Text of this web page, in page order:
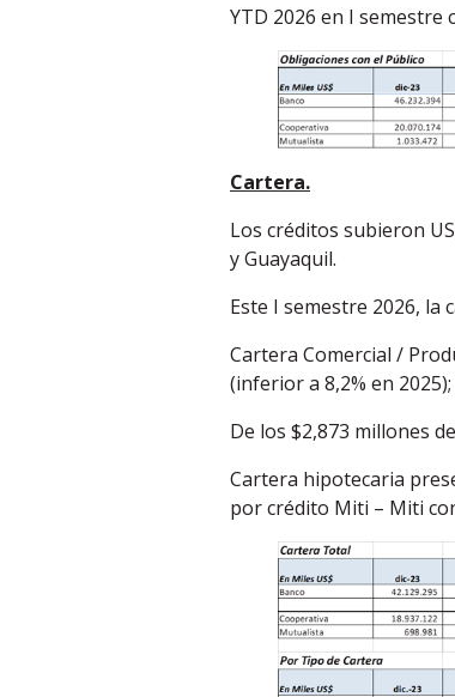
YTD 2026 en I semestre
Cartera.
Los créditos subieron
y Guayaquil.
Este I semestre 2026, la
Cartera Comercial /
(inferior a 8,2% en
De los $2,873 millones
Cartera hipotecaria
por crédito Miti – Miti